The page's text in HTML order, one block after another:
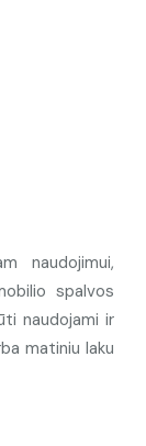
naudojimui,
spalvos
naudojami ir
matiniu laku